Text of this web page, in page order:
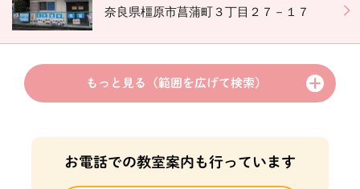
奈良県橿原市菖蒲町３丁目２７－１７
もっと見る （範囲を広げて検索）
お電話での教室案内も行っています